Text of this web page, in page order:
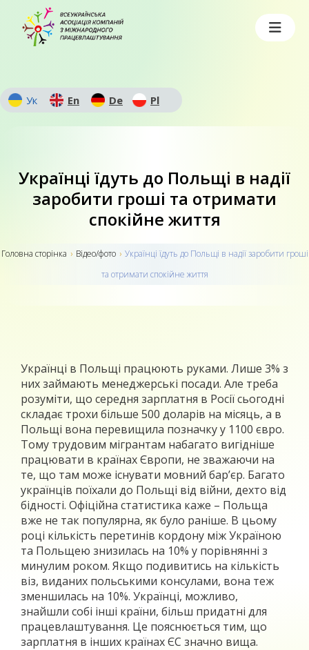
Ук En De Pl
Українці їдуть до Польщі в надії
заробити гроші та отримати
спокійне життя
Головна сторiнка › Відео/фото › Українці їдуть до Польщі в надії заробити гроші
та отримати спокійне життя
Українці в Польщі працюють руками. Лише 3% з
них займають менеджерські посади. Але треба
розуміти, що середня зарплатня в Росії сьогодні
складає трохи більше 500 доларів на місяць, а в
Польщі вона перевищила позначку у 1100 євро.
Тому трудовим мігрантам набагато вигідніше
працювати в країнах Європи, не зважаючи на
те, що там може існувати мовний бар’єр. Багато
українців поїхали до Польщі від війни, дехто від
бідності. Офіційна статистика каже – Польща
вже не так популярна, як було раніше. В цьому
році кількість перетинів кордону між Україною
та Польщею знизилась на 10% у порівнянні з
минулим роком. Якщо подивитись на кількість
віз, виданих польськими консулами, вона теж
зменшилась на 10%. Українці, можливо,
знайшли собі інші країни, більш придатні для
працевлаштування. Це пояснюється тим, що
зарплатня в інших країнах ЄС значно вища.